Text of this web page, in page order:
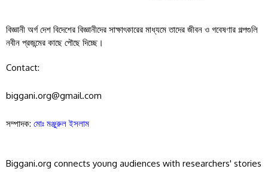
বিজ্ঞানী অর্গ দেশ বিদেশের বিজ্ঞানীদের সাক্ষাৎকারের মাধ্যমে তাদের জীবন ও গবেষণার গল্পগুলি
নবীন প্রজন্মের কাছে পৌছে দিচ্ছে।
Contact:
biggani.org@gmail.com
সম্পাদক: মোঃ মঞ্জুরুল ইসলাম
Biggani.org connects young audiences with researchers' stories